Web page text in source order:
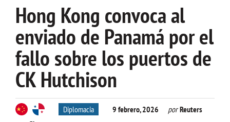
Hong Kong convoca al
enviado de Panamá por el
fallo sobre los puertos de
CK Hutchison
Diplomacia 9 febrero, 2026 porReuters